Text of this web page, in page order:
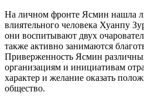
На личном фронте Ясмин нашла
влиятельного человека Хуанпу
они воспитывают двух
также активно занимаются
Приверженность Ясмин
организациям и инициативам
характер и желание оказать
общество.